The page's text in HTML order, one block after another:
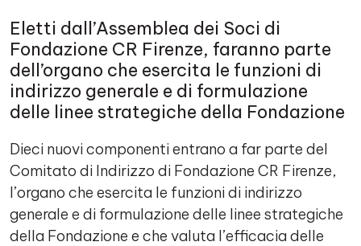
Eletti dall’Assemblea dei Soci di
Fondazione CR Firenze, faranno parte
dell’organo che esercita le funzioni di
indirizzo generale e di formulazione
delle linee strategiche della Fondazione
Dieci nuovi componenti entrano a far parte del
Comitato di Indirizzo di Fondazione CR Firenze,
l’organo che esercita le funzioni di indirizzo
generale e di formulazione delle linee strategiche
della Fondazione e che valuta l’efficacia delle